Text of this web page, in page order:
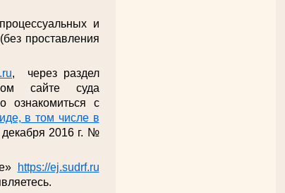
и
проставления
, через раздел
сайте суда
ознакомиться с
в том числе в
2016 г. №
https://ej.sudrf.ru